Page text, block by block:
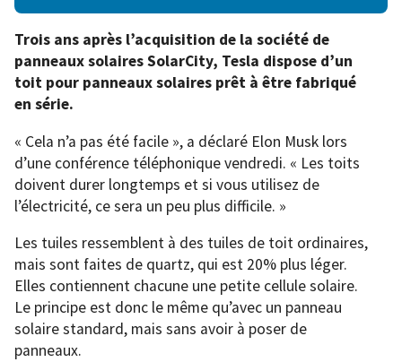
Trois ans après l’acquisition de la société de
panneaux solaires SolarCity, Tesla dispose d’un
toit pour panneaux solaires prêt à être fabriqué
en série.
« Cela n’a pas été facile », a déclaré Elon Musk lors
d’une conférence téléphonique vendredi. « Les toits
doivent durer longtemps et si vous utilisez de
l’électricité, ce sera un peu plus difficile. »
Les tuiles ressemblent à des tuiles de toit ordinaires,
mais sont faites de quartz, qui est 20% plus léger.
Elles contiennent chacune une petite cellule solaire.
Le principe est donc le même qu’avec un panneau
solaire standard, mais sans avoir à poser de
panneaux.